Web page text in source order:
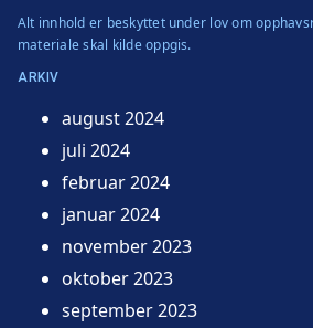
Alt innhold er beskyttet under lov om
materiale skal kilde oppgis.
ARKIV
august 2024
juli 2024
februar 2024
januar 2024
november 2023
oktober 2023
september 2023